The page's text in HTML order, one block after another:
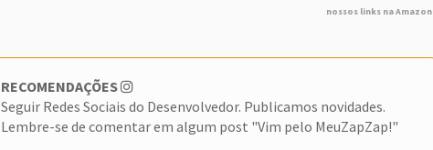
nossos links na Amazon
RECOMENDAÇÕES
Seguir Redes Sociais do Desenvolvedor. Publicamos novidades.
Lembre-se de comentar em algum post "Vim pelo MeuZapZap!"